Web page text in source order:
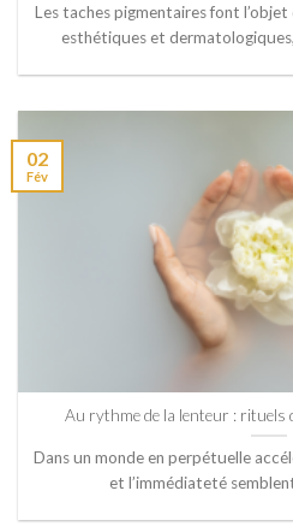
Les taches pigmentaires font
esthétiques et
Au rythme de la lenteur : rituels
Dans un monde en perpétuelle
et l’immédiateté
02
Fév